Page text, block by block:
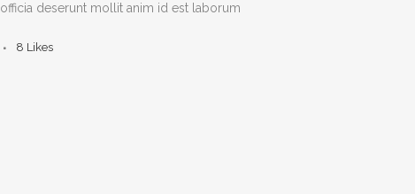
officia deserunt mollit anim id est laborum
8 Likes